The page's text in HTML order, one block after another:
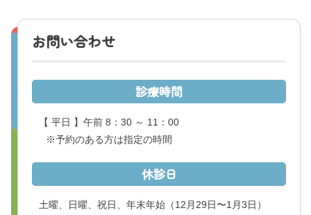
お問い合わせ
診療時間
【 平日 】午前 8：30 ～ 11：00
※予約のある方は指定の時間
休診日
土曜、日曜、祝日、年末年始 （12月29日〜1月3日）